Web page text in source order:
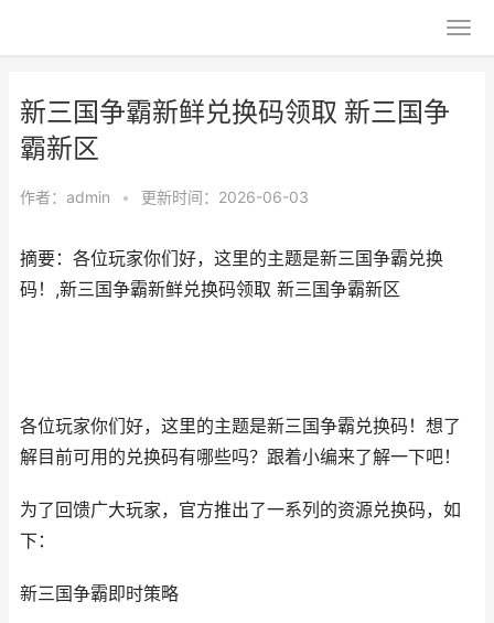
新三国争霸新鲜兑换码领取 新三国争
霸新区
作者： admin • 更新时间：2026-06-03
摘要：各位玩家你们好，这里的主题是新三国争霸兑换
码！,新三国争霸新鲜兑换码领取 新三国争霸新区
各位玩家你们好，这里的主题是新三国争霸兑换码！想了
解目前可用的兑换码有哪些吗？跟着小编来了解一下吧！
为了回馈广大玩家，官方推出了一系列的资源兑换码，如
下：
新三国争霸即时策略